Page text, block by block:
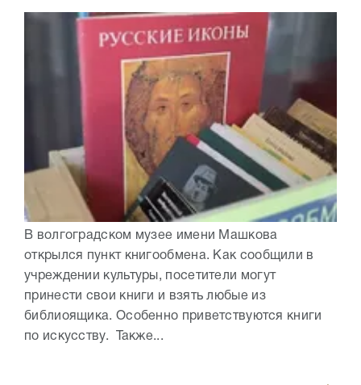
В волгоградском музее имени Машкова
открылся пункт книгообмена. Как сообщили в
учреждении культуры, посетители могут
принести свои книги и взять любые из
библиоящика. Особенно приветствуются книги
по искусству. Также...